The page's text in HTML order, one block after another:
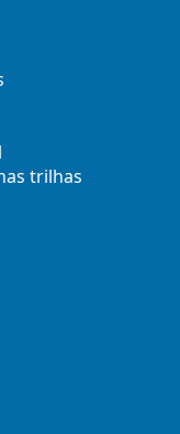
trilhas